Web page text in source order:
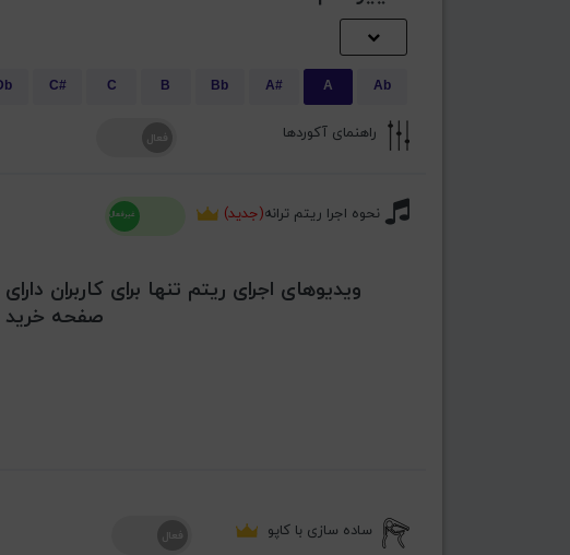
Ab
A
A#
Bb
B
C
C#
راهنمای آکوردها
نحوه اجرا ریتم ترانه(جدید)
ویدیوهای اجرای ریتم تنها برای کاربران
صفحه خرید
ساده سازی با کاپو